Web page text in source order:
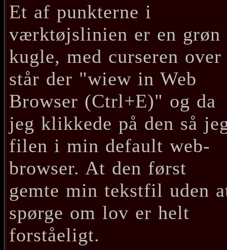
Et af punkterne i
værktøjslinien er en grøn
kugle, med curseren over
står der "wiew in Web
Browser (Ctrl+E)" og da
jeg klikkede på den så
filen i min default web-
browser. At den først
gemte min tekstfil uden
spørge om lov er helt
forståeligt.